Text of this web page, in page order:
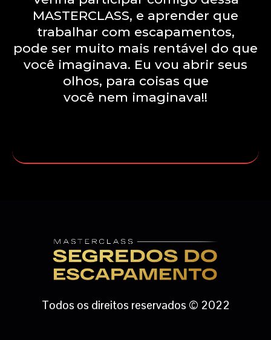
MASTERCLASS, e aprender que
trabalhar com escapamentos,
pode ser muito mais rentável do que
você imaginava. Eu vou abrir seus
olhos, para coisas que
você nem imaginava!!
Todos os direitos reservados © 2022